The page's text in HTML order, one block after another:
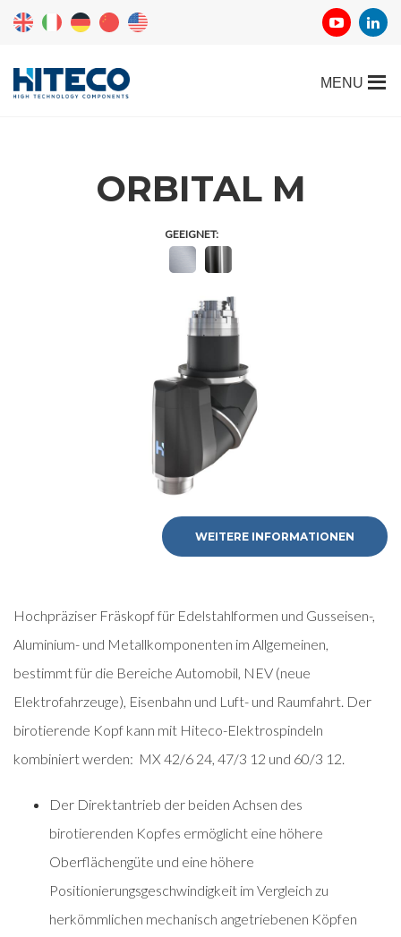
ORBITAL M
GEEIGNET:
WEITERE INFORMATIONEN
Hochpräziser Fräskopf für Edelstahlformen und Gusseisen-,
Aluminium- und Metallkomponenten im Allgemeinen,
bestimmt für die Bereiche Automobil, NEV (neue
Elektrofahrzeuge), Eisenbahn und Luft- und Raumfahrt. Der
birotierende Kopf kann mit Hiteco-Elektrospindeln
kombiniert werden: MX 42/6 24, 47/3 12 und 60/3 12.
Der Direktantrieb der beiden Achsen des
birotierenden Kopfes ermöglicht eine höhere
Oberflächengüte und eine höhere
Positionierungsgeschwindigkeit im Vergleich zu
herkömmlichen mechanisch angetriebenen Köpfen